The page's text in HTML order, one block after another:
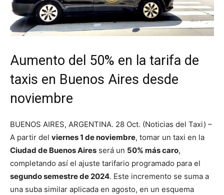
Aumento del 50% en la tarifa de
taxis en Buenos Aires desde
noviembre
BUENOS AIRES, ARGENTINA. 28 Oct. (Noticias del Taxi) –
A partir del viernes 1 de noviembre, tomar un taxi en la
Ciudad de Buenos Aires será un 50% más caro,
completando así el ajuste tarifario programado para el
segundo semestre de 2024. Este incremento se suma a
una suba similar aplicada en agosto, en un esquema